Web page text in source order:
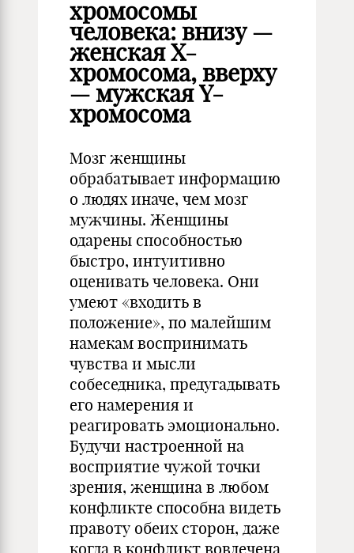
хромосомы
человека: внизу —
женская Х-
хромосома, вверху
— мужская Y-
хромосома
Мозг женщины
обрабатывает информацию
о людях иначе, чем мозг
мужчины. Женщины
одарены способностью
быстро, интуитивно
оценивать человека. Они
умеют «входить в
положение», по малейшим
намекам воспринимать
чувства и мысли
собеседника, предугадывать
его намерения и
реагировать эмоционально.
Будучи настроенной на
восприятие чужой точки
зрения, женщина в любом
конфликте способна видеть
правоту обеих сторон, даже
когда в конфликт вовлечена